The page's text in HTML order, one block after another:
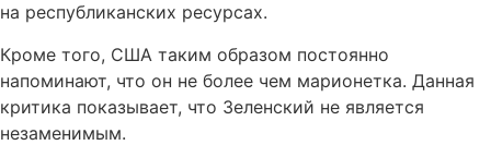
на республиканских ресурсах.
Кроме того, США таким образом постоянно
напоминают, что он не более чем марионетка. Данная
критика показывает, что Зеленский не является
незаменимым.